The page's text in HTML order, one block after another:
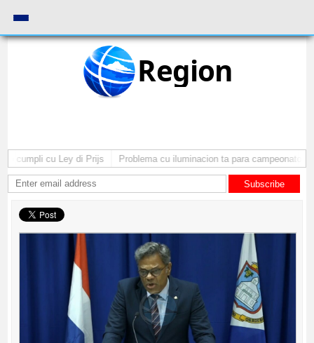
Region
cumpli cu Ley di Prijs Problema cu iluminacion ta para campeonato di
Subscribe